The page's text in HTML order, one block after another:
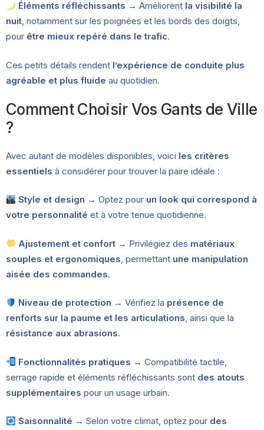
Éléments réfléchissants → Améliorent la visibilité la
nuit, notamment sur les poignées et les bords des doigts,
pour être mieux repéré dans le trafic.
Ces petits détails rendent l’expérience de conduite plus
agréable et plus fluide au quotidien.
Comment Choisir Vos Gants de Ville
?
Avec autant de modèles disponibles, voici les critères
essentiels à considérer pour trouver la paire idéale :
Style et design → Optez pour un look qui correspond à
votre personnalité et à votre tenue quotidienne.
Ajustement et confort → Privilégiez des matériaux
souples et ergonomiques , permettant une manipulation
aisée des commandes.
Niveau de protection → Vérifiez la présence de
renforts sur la paume et les articulations, ainsi que la
résistance aux abrasions.
Fonctionnalités pratiques → Compatibilité tactile,
serrage rapide et éléments réfléchissants sont des atouts
supplémentaires pour un usage urbain.
Saisonnalité → Selon votre climat, optez pour des